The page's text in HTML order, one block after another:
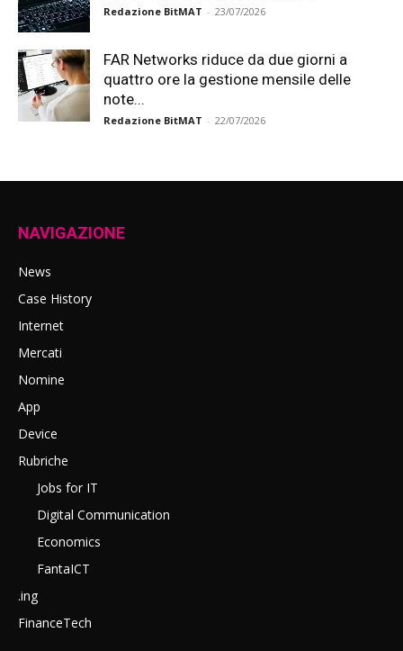
Redazione BitMAT - 23/07/2026
FAR Networks riduce da due giorni a
quattro ore la gestione mensile delle
note...
Redazione BitMAT - 22/07/2026
NAVIGAZIONE
News
Case History
Internet
Mercati
Nomine
App
Device
Rubriche
Jobs for IT
Digital Communication
Economics
FantaICT
.ing
FinanceTech